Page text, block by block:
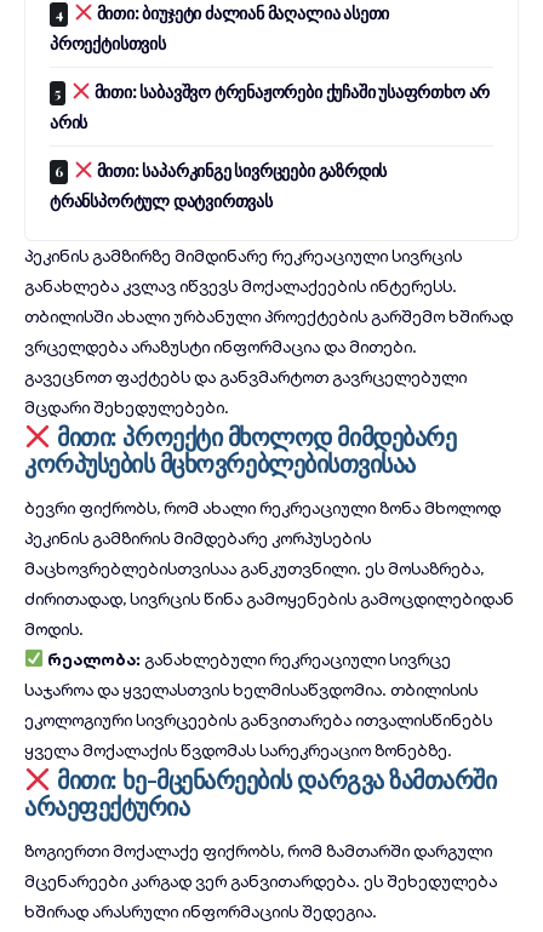
მითი: ბიუჯეტი ძალიან მაღალია ასეთი
პროექტისთვის
მითი: საბავშვო ტრენაჟორები ქუჩაში უსაფრთხო არ
არის
მითი: საპარკინგე სივრცეები გაზრდის
ტრანსპორტულ დატვირთვას
პეკინის გამზირზე მიმდინარე რეკრეაციული სივრცის
განახლება კვლავ იწვევს მოქალაქეების ინტერესს.
თბილისში ახალი ურბანული პროექტების გარშემო ხშირად
ვრცელდება არაზუსტი ინფორმაცია და მითები.
გავეცნოთ ფაქტებს და განვმარტოთ გავრცელებული
მცდარი შეხედულებები.
მითი: პროექტი მხოლოდ მიმდებარე
კორპუსების მცხოვრებლებისთვისაა
ბევრი ფიქრობს, რომ ახალი რეკრეაციული ზონა მხოლოდ
პეკინის გამზირის მიმდებარე კორპუსების
მაცხოვრებლებისთვისაა განკუთვნილი. ეს მოსაზრება,
ძირითადად, სივრცის წინა გამოყენების გამოცდილებიდან
მოდის.
რეალობა:განახლებული რეკრეაციული სივრცე
საჯაროა და ყველასთვის ხელმისაწვდომია. თბილისის
ეკოლოგიური სივრცეების განვითარებაითვალისწინებს
ყველა მოქალაქის წვდომას სარეკრეაციო ზონებზე.
მითი: ხე-მცენარეების დარგვა ზამთარში
არაეფექტურია
ზოგიერთი მოქალაქე ფიქრობს, რომ ზამთარში დარგული
მცენარეები კარგად ვერ განვითარდება. ეს შეხედულება
ხშირად არასრული ინფორმაციის შედეგია.